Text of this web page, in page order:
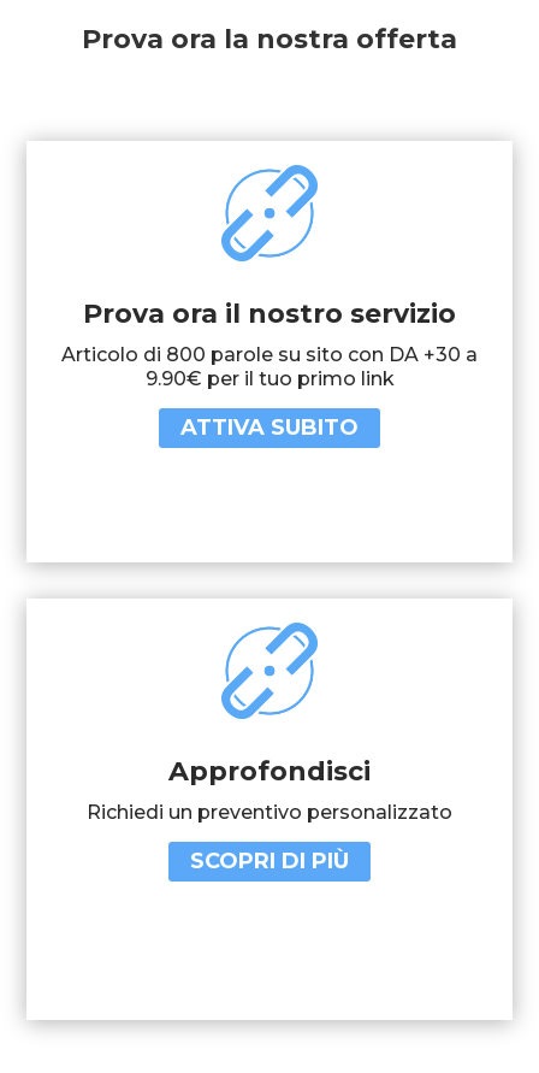
Prova ora la nostra offerta
Prova ora il nostro servizio
Articolo di 800 parole su sito con DA +30 a
9.90€ per il tuo primo link
ATTIVA SUBITO
Approfondisci
Richiedi un preventivo personalizzato
SCOPRI DI PIÙ